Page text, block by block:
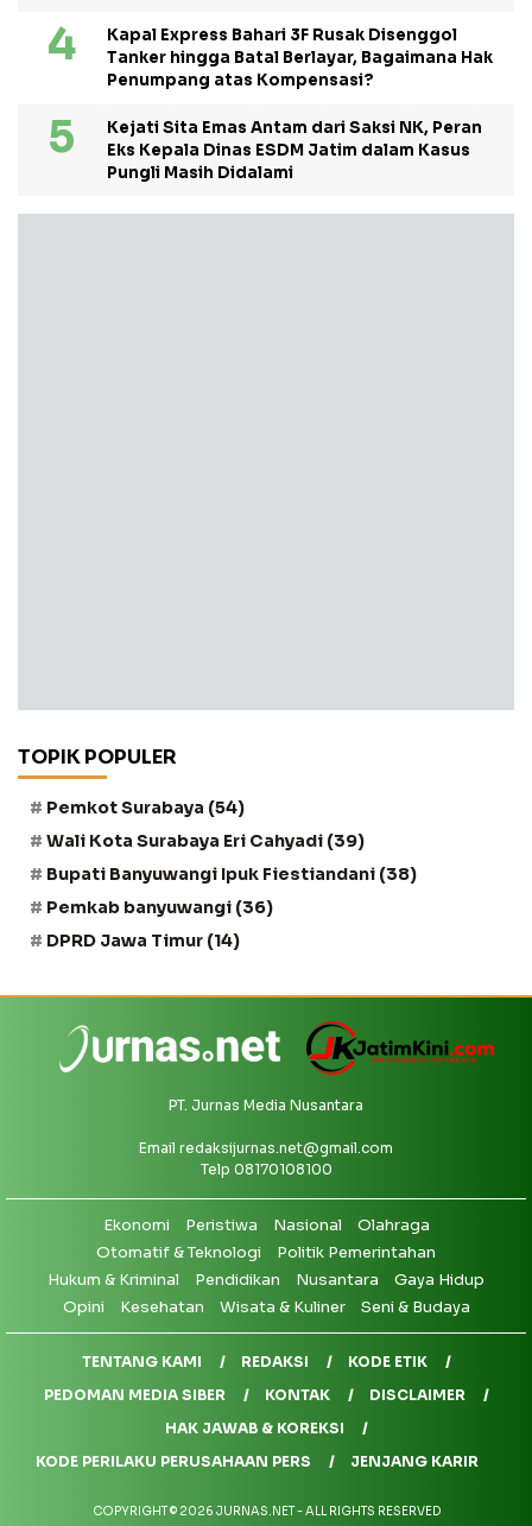
Kapal Express Bahari 3F Rusak Disenggol
Tanker hingga Batal Berlayar, Bagaimana Hak
Penumpang atas Kompensasi?
Kejati Sita Emas Antam dari Saksi NK, Peran
Eks Kepala Dinas ESDM Jatim dalam Kasus
Pungli Masih Didalami
TOPIK POPULER
Pemkot Surabaya (54)
Wali Kota Surabaya Eri Cahyadi (39)
Bupati Banyuwangi Ipuk Fiestiandani (38)
Pemkab banyuwangi (36)
DPRD Jawa Timur (14)
PT. Jurnas Media Nusantara
Email redaksijurnas.net@gmail.com
Telp 08170108100
Ekonomi Peristiwa Nasional
Olahraga
Otomatif & Teknologi
Politik Pemerintahan
Hukum & Kriminal
Pendidikan Nusantara
Gaya Hidup
Opini
Kesehatan Wisata & Kuliner Seni & Budaya
TENTANG KAMI REDAKSI
KODE ETIK
PEDOMAN MEDIA SIBER
KONTAK
DISCLAIMER
HAK JAWAB & KOREKSI
KODE PERILAKU PERUSAHAAN PERS
JENJANG KARIR
COPYRIGHT © 2026 JURNAS.NET - ALL RIGHTS RESERVED